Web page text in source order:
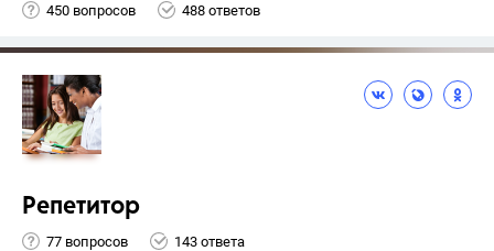
450 вопросов 488 ответов
Репетитор
77 вопросов 143 ответа